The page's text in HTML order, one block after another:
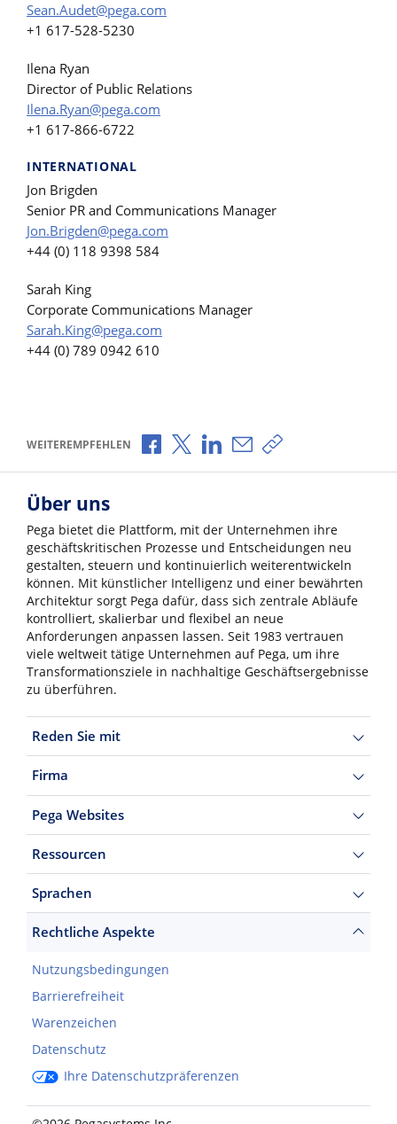
Sean.Audet@pega.com
+1 617-528-5230
Ilena Ryan
Director of Public Relations
Ilena.Ryan@pega.com
+1 617-866-6722
INTERNATIONAL
Jon Brigden
Senior PR and Communications Manager
Jon.Brigden@pega.com
+44 (0) 118 9398 584
Sarah King
Corporate Communications Manager
Sarah.King@pega.com
+44 (0) 789 0942 610
WEITEREMPFEHLEN Über Facebook teilen
Über X teilen
Über LinkedIn teilen
Über E-Mail teilen
Link zum Teilen
Über uns
Pega bietet die Plattform, mit der Unternehmen ihre
geschäftskritischen Prozesse und Entscheidungen neu
gestalten, steuern und kontinuierlich weiterentwickeln
können. Mit künstlicher Intelligenz und einer bewährten
Architektur sorgt Pega dafür, dass sich zentrale Abläufe
kontrolliert, skalierbar und flexibel an neue
Anforderungen anpassen lassen. Seit 1983 vertrauen
viele weltweit tätige Unternehmen auf Pega, um ihre
Transformationsziele in nachhaltige Geschäftsergebnisse
zu überführen.
Reden Sie mit
Firma
Pega Websites
Ressourcen
Sprachen
Rechtliche Aspekte
Nutzungsbedingungen
Barrierefreiheit
Warenzeichen
Datenschutz
Ihre Datenschutzpräferenzen